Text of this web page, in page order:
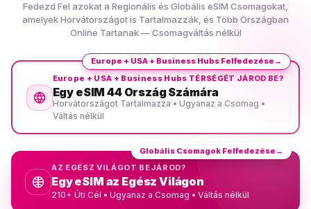
Fedezd Fel azokat a Regionális és Globális eSIM Csomagokat,
amelyek Horvátországot is Tartalmazzák, és Több Országban
Online Tartanak — Csomagváltás nélkül
Europe + USA + Business Hubs TÉRSÉGÉT JÁROD BE?
Egy eSIM 44 Ország Számára
Horvátországot Tartalmazza • Ugyanaz a Csomag •
Váltás nélkül
Europe + USA + Business Hubs Felfedezése →
AZ EGÉSZ VILÁGOT BEJÁROD?
Egy eSIM az Egész Világon
210+ Úti Cél • Ugyanaz a Csomag • Váltás nélkül
Globális Csomagok Felfedezése →